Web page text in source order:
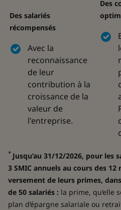
Des salariés
récompensés
Avec la
reconnaissance
de leur
contribution à la
croissance de la
valeur de
l'entreprise.
Des
* Jusqu’au 31/12/2026, pour les
3 SMIC annuels au cours des
versement de leurs primes,
de 50 salariés : la prime, qu’elle
plan d’épargne salariale ou